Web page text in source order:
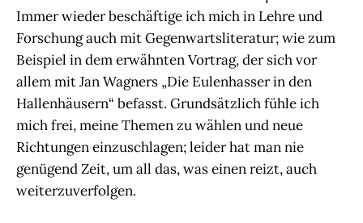
Immer wieder beschäftige ich mich in Lehre und
Forschung auch mit Gegenwartsliteratur; wie zum
Beispiel in dem erwähnten Vortrag, der sich vor
allem mit Jan Wagners „Die Eulenhasser in den
Hallenhäusern“ befasst. Grundsätzlich fühle ich
mich frei, meine Themen zu wählen und neue
Richtungen einzuschlagen; leider hat man nie
genügend Zeit, um all das, was einen reizt, auch
weiterzuverfolgen.